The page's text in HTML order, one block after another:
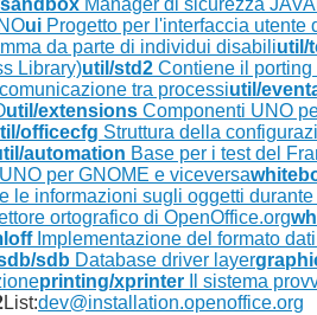
Manager di sicurezza JAVA
ui Progetto per l'interfaccia utente
da parte di individui disabiliutil/
Library)util/std2 Contiene il porting
tra processiutil/
util/extensions Componenti UNO
officecfg Struttura della
automation Base per i test del
per GNOME e viceversa
le informazioni sugli oggetti
ortografico di OpenOffice.org
Implementazione del formato
sdb Database driver layer
printing/xprinter Il sistema
List:dev@installation.openoffice.org